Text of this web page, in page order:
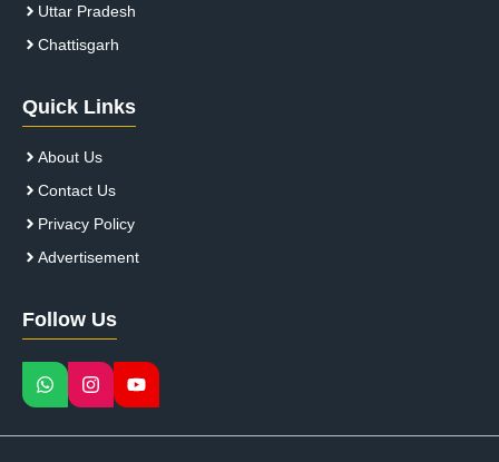
Uttar Pradesh
Chattisgarh
Quick Links
About Us
Contact Us
Privacy Policy
Advertisement
Follow Us